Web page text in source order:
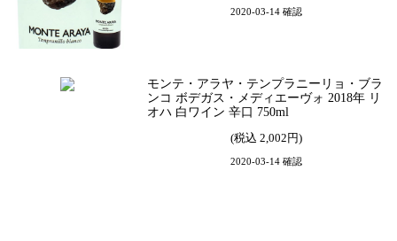
2020-03-14 確認
モンテ・アラヤ・テンプラニーリョ・ブラ
ンコ ボデガス・メディエーヴォ 2018年 リ
オハ 白ワイン 辛口 750ml
(税込 2,002円)
2020-03-14 確認